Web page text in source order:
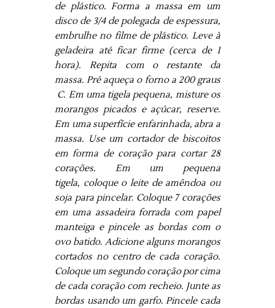
de plástico. Forma a massa em um
disco de 3/4 de polegada de espessura,
embrulhe no filme de plástico. Leve à
geladeira até ficar firme (cerca de 1
hora). Repita com o restante da
massa.Pré aqueça o forno a 200 graus
C. Em uma tigela pequena, misture os
morangos picados e açúcar, reserve.
Em uma superfície enfarinhada, abra a
massa. Use um cortador de biscoitos
em forma de coração para cortar 28
corações. Em um pequena
tigela, coloque o leite de amêndoa ou
soja para pincelar. Coloque 7 corações
em uma assadeira forrada com papel
manteiga e pincele as bordas com o
ovo batido. Adicione alguns morangos
cortados no centro de cada coração.
Coloque um segundo coração por cima
de cada coração com recheio. Junte as
bordas usando um garfo. Pincele cada